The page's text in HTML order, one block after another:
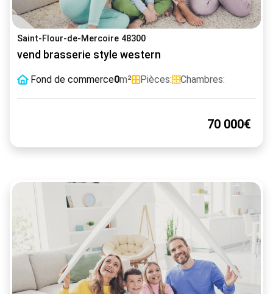
Saint-Flour-de-Mercoire 48300
vend brasserie style western
Fond de commerce0m² Pièces: Chambres:
70 000€